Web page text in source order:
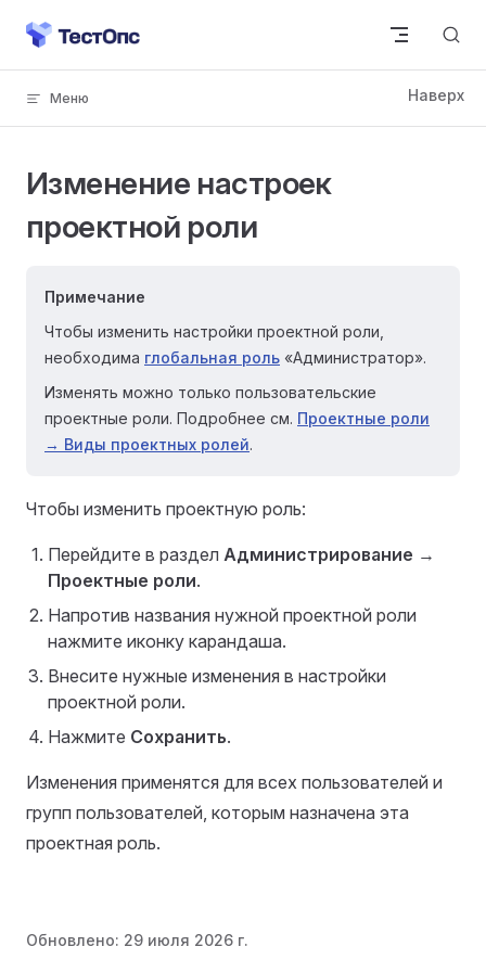
Skip to content
Изменение настроек
проектной роли
Примечание
Чтобы изменить настройки проектной роли,
необходима глобальная роль «Администратор».
Изменять можно только пользовательские
проектные роли. Подробнее см. Проектные роли
→ Виды проектных ролей.
Чтобы изменить проектную роль:
Перейдите в раздел Администрирование →
Проектные роли.
Напротив названия нужной проектной роли
нажмите иконку карандаша.
Внесите нужные изменения в настройки
проектной роли.
Нажмите Сохранить.
Изменения применятся для всех пользователей и
групп пользователей, которым назначена эта
проектная роль.
Обновлено: 29 июля 2026 г.